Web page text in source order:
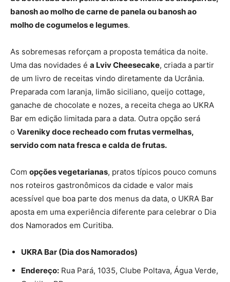
banosh ao molho de carne de panela ou banosh ao
molho de cogumelos e legumes.
As sobremesas reforçam a proposta temática da noite.
Uma das novidades é a Lviv Cheesecake, criada a partir
de um livro de receitas vindo diretamente da Ucrânia.
Preparada com laranja, limão siciliano, queijo cottage,
ganache de chocolate e nozes, a receita chega ao UKRA
Bar em edição limitada para a data. Outra opção será
o Vareniky doce recheado com frutas vermelhas,
servido com nata fresca e calda de frutas.
Com opções vegetarianas, pratos típicos pouco comuns
nos roteiros gastronômicos da cidade e valor mais
acessível que boa parte dos menus da data, o UKRA Bar
aposta em uma experiência diferente para celebrar o Dia
dos Namorados em Curitiba.
UKRA Bar (Dia dos Namorados)
Endereço: Rua Pará, 1035, Clube Poltava, Água Verde,